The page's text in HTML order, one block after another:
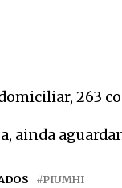
263
ainda
PIUMHI